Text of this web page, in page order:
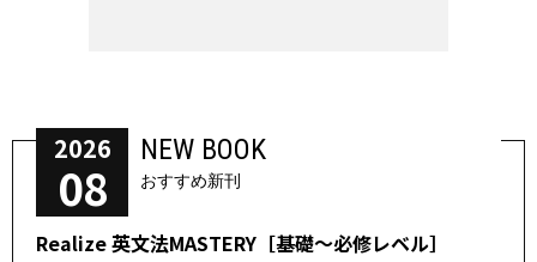
2026
08
NEW BOOK
おすすめ新刊
Realize 英文法MASTERY［基礎～必修レベル］